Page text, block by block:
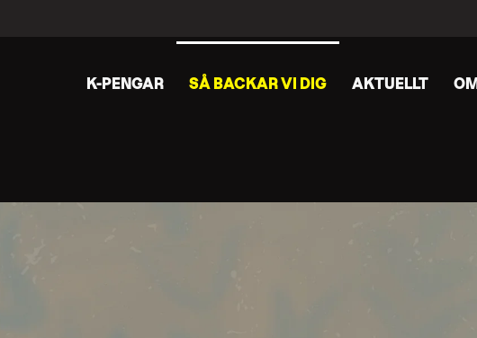
K-PENGAR SÅ BACKAR VI DIG AKTUELLT